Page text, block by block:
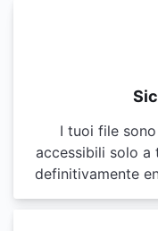
I tuoi file
accessibili solo a
definitivamente